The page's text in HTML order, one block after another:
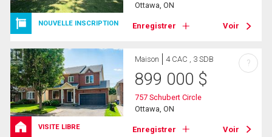
NOUVELLE INSCRIPTION
Ottawa, ON
Enregistrer Voir
VISITE LIBRE
Maison 4 CAC , 3 SDB
899 000 $
757 Schubert Circle
Ottawa, ON
Enregistrer Voir
?